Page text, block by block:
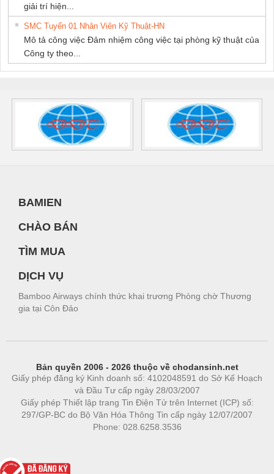
giải trí hiện...
SMC Tuyển 01 Nhân Viên Kỹ Thuật-HN
Mô tả công việc Đảm nhiệm công việc tại phòng kỹ thuật của
Công ty theo...
BAMIEN
CHÀO BÁN
TÌM MUA
DỊCH VỤ
Bamboo Airways chính thức khai trương Phòng chờ Thương
gia tại Côn Đảo
Bản quyền 2006 - 2026 thuộc về chodansinh.net
Giấy phép đăng ký Kinh doanh số: 4102048591 do Sở Kế Hoạch
và Đầu Tư cấp ngày 28/03/2007
Giấy phép Thiết lập trang Tin Điện Tử trên Internet (ICP) số:
297/GP-BC do Bộ Văn Hóa Thông Tin cấp ngày 12/07/2007
Phone: 028.6258.3536